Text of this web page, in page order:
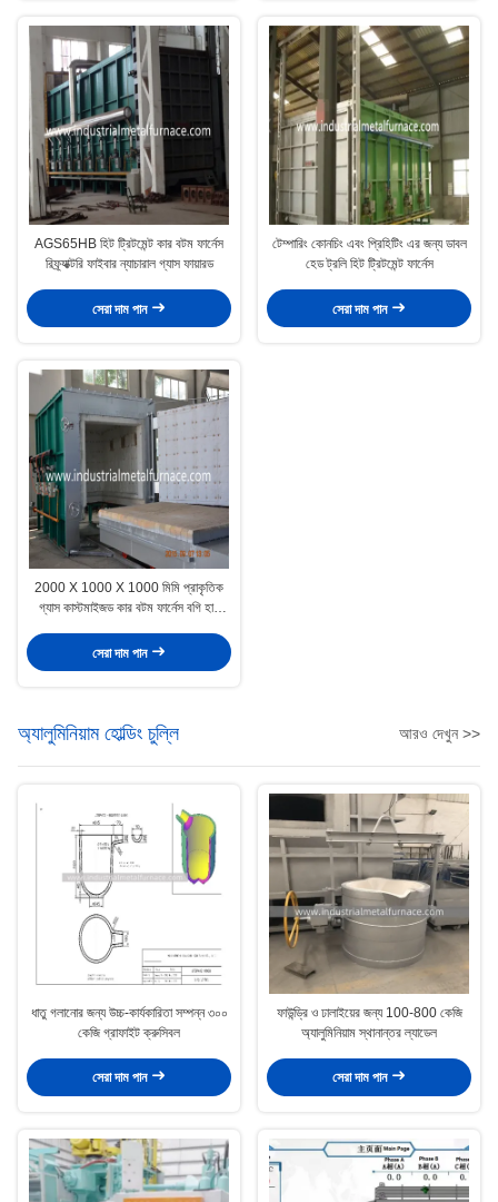
AGS65HB হিট ট্রিটমেন্ট কার বটম ফার্নেস
রিফ্র্যাক্টরি ফাইবার ন্যাচারাল গ্যাস ফায়ারড
সেরা দাম পান
টেম্পারিং কোনচিং এবং প্রিহিটিং এর জন্য ডাবল
হেড ট্রলি হিট ট্রিটমেন্ট ফার্নেস
সেরা দাম পান
2000 X 1000 X 1000 মিমি প্রাকৃতিক
গ্যাস কাস্টমাইজড কার বটম ফার্নেস বগি হার্থ
সেরা দাম পান
অ্যালুমিনিয়াম হোল্ডিং চুল্লি আরও দেখুন >>
ধাতু গলানোর জন্য উচ্চ-কার্যকারিতা সম্পন্ন ৩০০
কেজি গ্রাফাইট ক্রুসিবল
সেরা দাম পান
ফাউন্ড্রি ও ঢালাইয়ের জন্য 100-800 কেজি
অ্যালুমিনিয়াম স্থানান্তর ল্যাডেল
সেরা দাম পান